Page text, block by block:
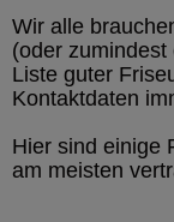
Wir alle
(oder
Liste guter
Kontaktdaten
Hier sind einige
am meisten